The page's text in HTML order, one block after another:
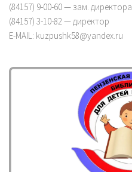
(84157) 9-00-60 — зам. директора
(84157) 3-10-82 — директор
E-MAIL: kuzpushk58@yandex.ru